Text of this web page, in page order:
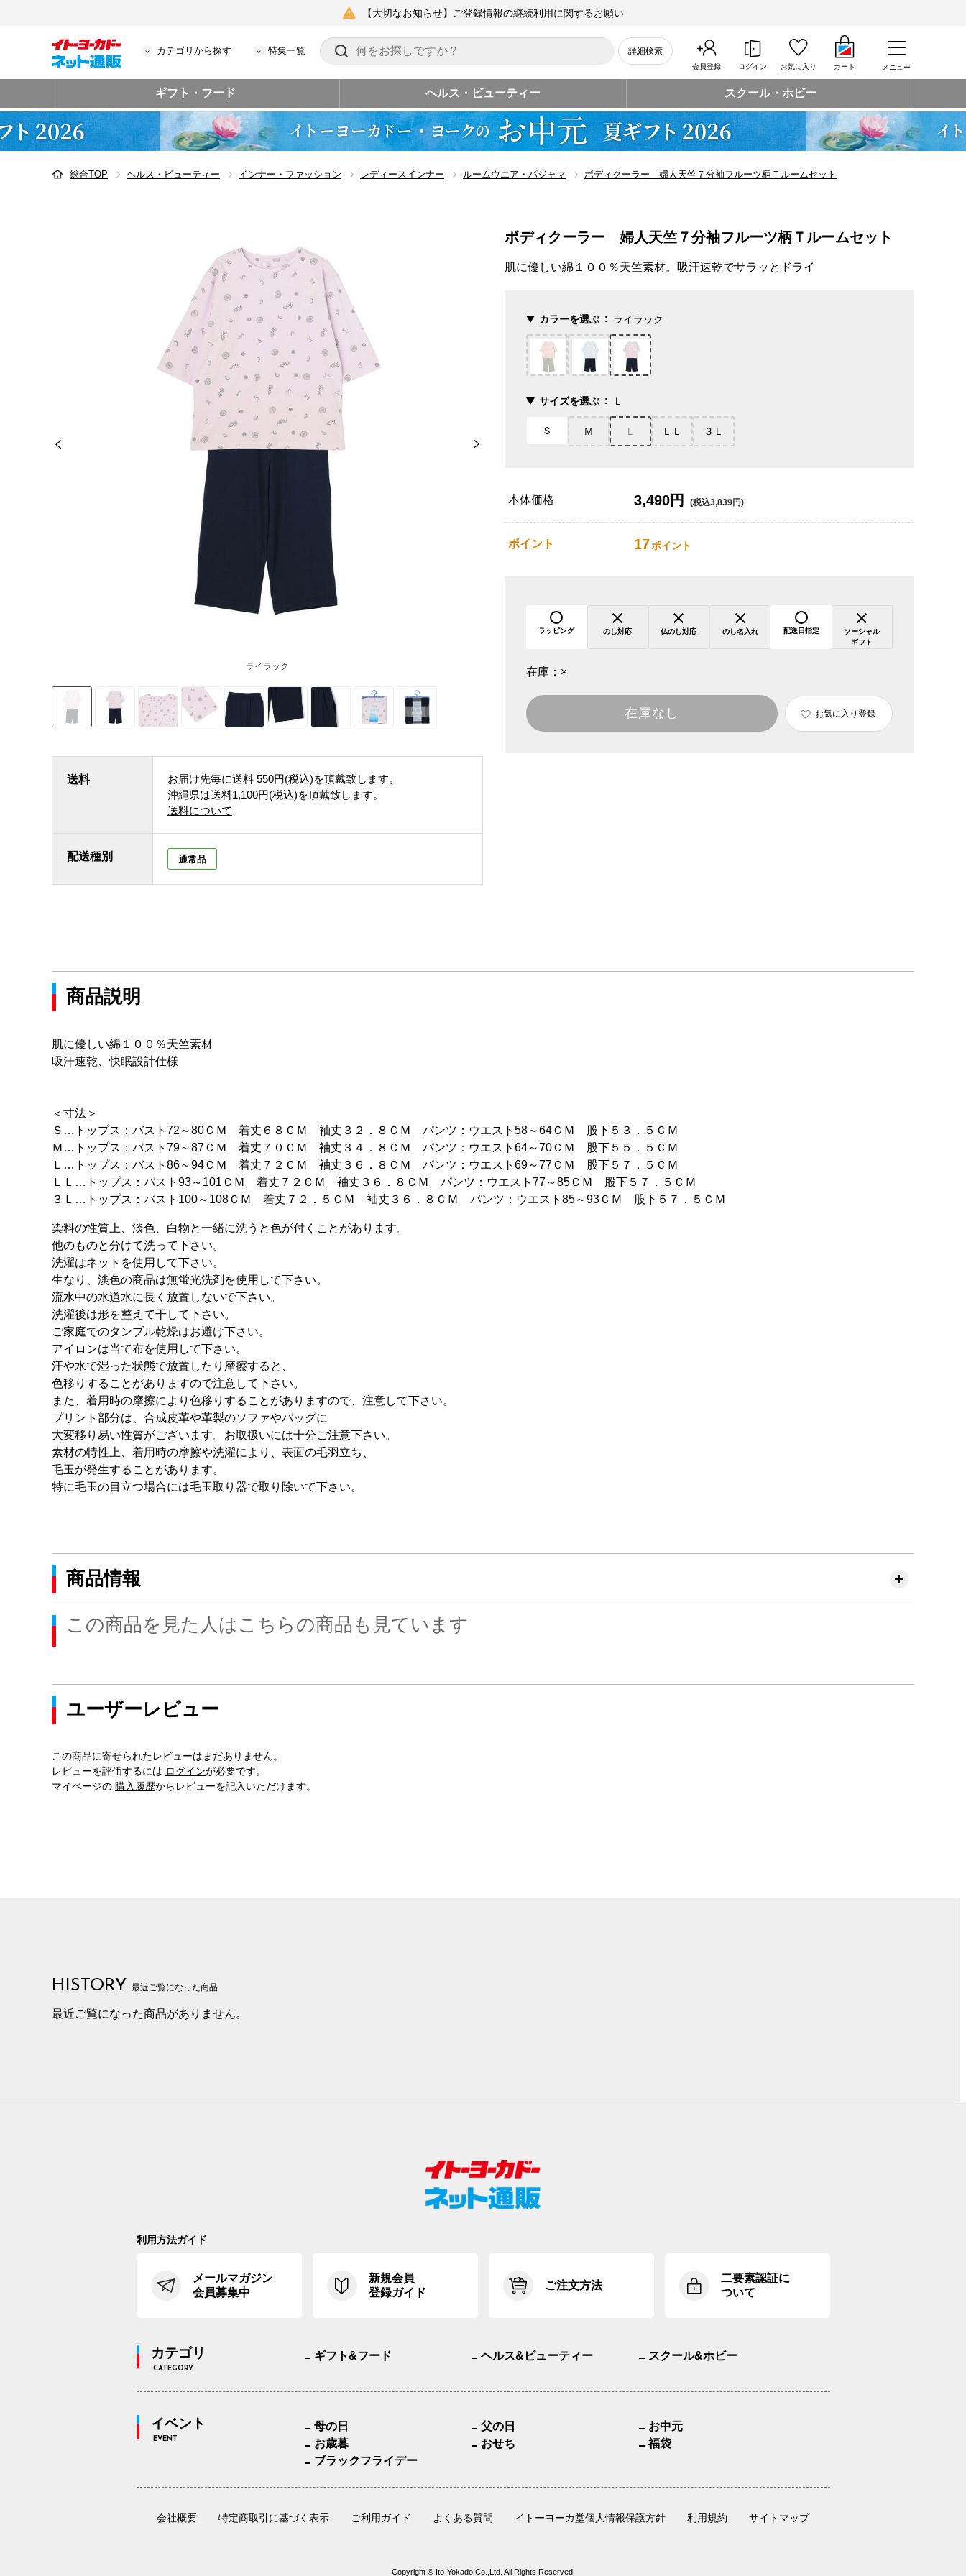
【大切なお知らせ】ご登録情報の継続利用に関するお願い
カテゴリから探す 特集一覧 詳細検索
会員登録 ログイン お気に入り カート メニュー
ギフト・フード ヘルス・ビューティー スクール・ホビー
総合TOP ヘルス・ビューティー インナー・ファッション レディースインナー ルームウエア・パジャマ ボディクーラー 婦人天竺７分袖フルーツ柄Ｔルームセット
ライラック
送料 お届け先毎に送料 550円(税込)を頂戴致します。
沖縄県は送料1,100円(税込)を頂戴致します。
送料について
配送種別 通常品
ボディクーラー 婦人天竺７分袖フルーツ柄Ｔルームセット
肌に優しい綿１００％天竺素材。吸汗速乾でサラッとドライ
カラーを選ぶ ライラック
サイズを選ぶ Ｌ
Ｓ Ｍ Ｌ ＬＬ ３Ｌ
本体価格 3,490円 (税込3,839円)
ポイント 17ポイント
ラッピング のし対応 仏のし対応 のし名入れ 配送日指定
ソーシャル
ギフト
在庫： ×
在庫なし お気に入り登録
商品説明
肌に優しい綿１００％天竺素材
吸汗速乾、快眠設計仕様
＜寸法＞
Ｓ…トップス：バスト72～80ＣＭ 着丈６８ＣＭ 袖丈３２．８ＣＭ パンツ：ウエスト58～64ＣＭ 股下５３．５ＣＭ
Ｍ…トップス：バスト79～87ＣＭ 着丈７０ＣＭ 袖丈３４．８ＣＭ パンツ：ウエスト64～70ＣＭ 股下５５．５ＣＭ
Ｌ…トップス：バスト86～94ＣＭ 着丈７２ＣＭ 袖丈３６．８ＣＭ パンツ：ウエスト69～77ＣＭ 股下５７．５ＣＭ
ＬＬ…トップス：バスト93～101ＣＭ 着丈７２ＣＭ 袖丈３６．８ＣＭ パンツ：ウエスト77～85ＣＭ 股下５７．５ＣＭ
３Ｌ…トップス：バスト100～108ＣＭ 着丈７２．５ＣＭ 袖丈３６．８ＣＭ パンツ：ウエスト85～93ＣＭ 股下５７．５ＣＭ
染料の性質上、淡色、白物と一緒に洗うと色が付くことがあります。
他のものと分けて洗って下さい。
洗濯はネットを使用して下さい。
生なり、淡色の商品は無蛍光洗剤を使用して下さい。
流水中の水道水に長く放置しないで下さい。
洗濯後は形を整えて干して下さい。
ご家庭でのタンブル乾燥はお避け下さい。
アイロンは当て布を使用して下さい。
汗や水で湿った状態で放置したり摩擦すると、
色移りすることがありますので注意して下さい。
また、着用時の摩擦により色移りすることがありますので、注意して下さい。
プリント部分は、合成皮革や革製のソファやバッグに
大変移り易い性質がございます。お取扱いには十分ご注意下さい。
素材の特性上、着用時の摩擦や洗濯により、表面の毛羽立ち、
毛玉が発生することがあります。
特に毛玉の目立つ場合には毛玉取り器で取り除いて下さい。
商品情報
この商品を見た人はこちらの商品も見ています
ユーザーレビュー
この商品に寄せられたレビューはまだありません。
レビューを評価するには ログインが必要です。
マイページの 購入履歴からレビューを記入いただけます。
HISTORY 最近ご覧になった商品
最近ご覧になった商品がありません。
利用方法ガイド
メールマガジン
会員募集中
新規会員
登録ガイド
ご注文方法
二要素認証に
ついて
カテゴリ
CATEGORY
ギフト&フード ヘルス&ビューティー スクール&ホビー
イベント
EVENT
母の日 父の日
お中元
お歳暮
おせち
福袋
ブラックフライデー
会社概要 特定商取引に基づく表示 ご利用ガイド よくある質問 イトーヨーカ堂個人情報保護方針 利用規約 サイトマップ
Copyright © Ito-Yokado Co.,Ltd. All Rights Reserved.